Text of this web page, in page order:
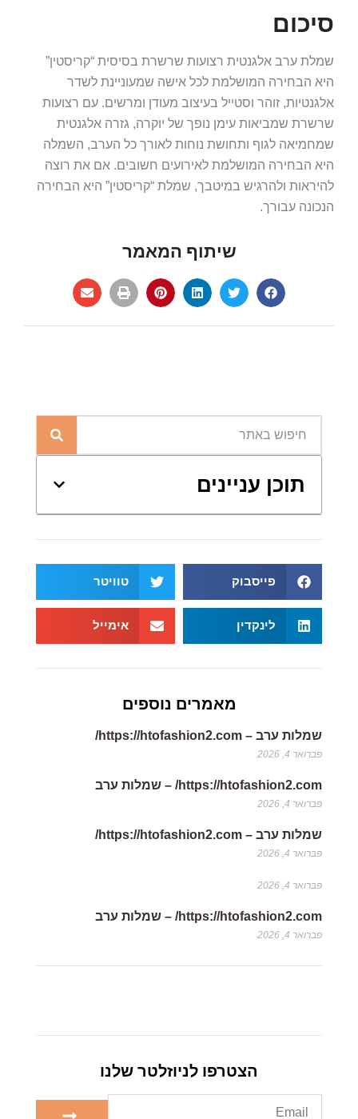
סיכום
שמלת ערב אלגנטית רצועות שרשרת בסיסית “קריסטין”
היא הבחירה המושלמת לכל אישה שמעוניינת לשדר
אלגנטיות, זוהר וסטייל בעיצוב מעודן ומרשים. עם רצועות
שרשרת שמביאות עימן נופך של יוקרה, גזרה אלגנטית
שמחמיאה לגוף ותחושת נוחות לאורך כל הערב, השמלה
היא הבחירה המושלמת לאירועים חשובים. אם את רוצה
להיראות ולהרגיש במיטבך, שמלת “קריסטין” היא הבחירה
הנכונה עבורך.
שיתוף המאמר
תוכן עניינים
פייסבוק טוויטר
לינקדין אימייל
מאמרים נוספים
שמלות ערב – https://htofashion2.com/
פברואר 4, 2026
https://htofashion2.com/ – שמלות ערב
פברואר 4, 2026
שמלות ערב – https://htofashion2.com/
פברואר 4, 2026
פברואר 4, 2026
https://htofashion2.com/ – שמלות ערב
פברואר 4, 2026
הצטרפו לניוזלטר שלנו